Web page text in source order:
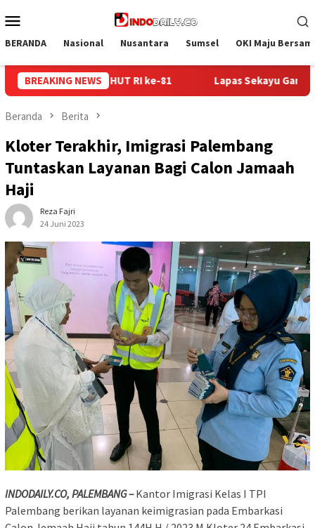
ke
Mobile
BERANDA Nasional Nusantara Sumsel OKI Maju
BREAKING NEWS
Gandeng Kwarcab Muba Berikan Materi Dasar
Beranda Berita
Kloter Terakhir, Imigrasi Palembang
Tuntaskan Layanan Bagi Calon Jamaah
Haji
Reza Fajri
24 Juni 2023
INDODAILY.CO, PALEMBANG – Kantor Imigrasi Kelas I TPI
Palembang berikan layanan keimigrasian pada Embarkasi